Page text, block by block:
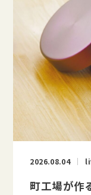
2026.08.04
町工場が作